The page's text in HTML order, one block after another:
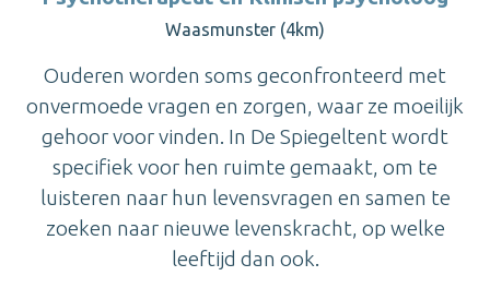
Waasmunster (4km)
Ouderen worden soms geconfronteerd met
onvermoede vragen en zorgen, waar ze moeilijk
gehoor voor vinden. In De Spiegeltent wordt
specifiek voor hen ruimte gemaakt, om te
luisteren naar hun levensvragen en samen te
zoeken naar nieuwe levenskracht, op welke
leeftijd dan ook.